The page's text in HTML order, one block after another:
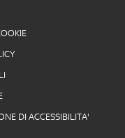
DI ACCESSIBILITA'